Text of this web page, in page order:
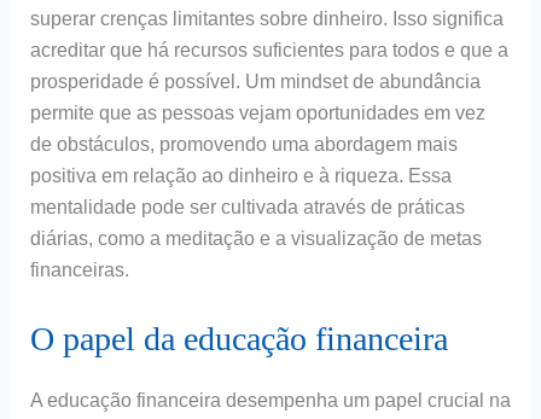
superar crenças limitantes sobre dinheiro. Isso significa
acreditar que há recursos suficientes para todos e que a
prosperidade é possível. Um mindset de abundância
permite que as pessoas vejam oportunidades em vez
de obstáculos, promovendo uma abordagem mais
positiva em relação ao dinheiro e à riqueza. Essa
mentalidade pode ser cultivada através de práticas
diárias, como a meditação e a visualização de metas
financeiras.
O papel da educação financeira
A educação financeira desempenha um papel crucial na